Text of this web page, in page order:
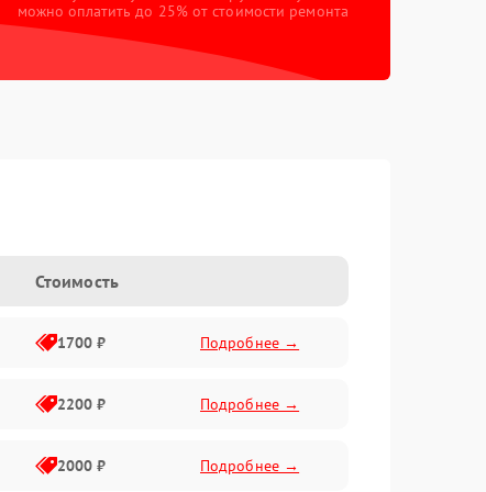
можно оплатить до 25% от стоимости ремонта
Стоимость
1700 ₽ Подробнее →
2200 ₽ Подробнее →
2000 ₽ Подробнее →